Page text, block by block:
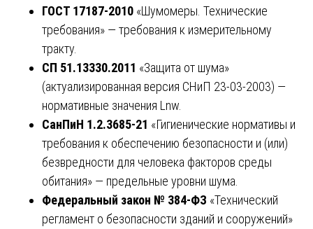
ГОСТ 17187-2010 «Шумомеры. Технические
требования» — требования к измерительному
тракту.
СП 51.13330.2011 «Защита от шума»
(актуализированная версия СНиП 23-03-2003) —
нормативные значения Lnw.
СанПиН 1.2.3685-21 «Гигиенические нормативы и
требования к обеспечению безопасности и (или)
безвредности для человека факторов среды
обитания» — предельные уровни шума.
Федеральный закон № 384-ФЗ «Технический
регламент о безопасности зданий и сооружений»